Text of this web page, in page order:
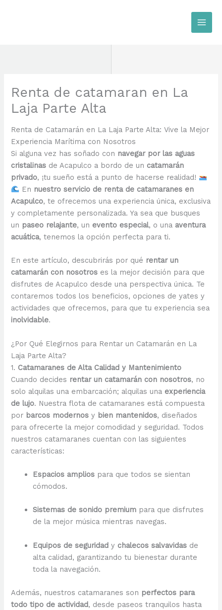
Renta de catamaran en La
Laja Parte Alta
Renta de Catamarán en La Laja Parte Alta: Vive la Mejor
Experiencia Marítima con Nosotros
Si alguna vez has soñado con navegar por las aguas
cristalinas de Acapulco a bordo de un catamarán
privado, ¡tu sueño está a punto de hacerse realidad!
En nuestro servicio de renta de catamaranes en
Acapulco, te ofrecemos una experiencia única, exclusiva
y completamente personalizada. Ya sea que busques
un paseo relajante, un evento especial, o una aventura
acuática, tenemos la opción perfecta para ti.
En este artículo, descubrirás por qué rentar un
catamarán con nosotros es la mejor decisión para que
disfrutes de Acapulco desde una perspectiva única. Te
contaremos todos los beneficios, opciones de yates y
actividades que ofrecemos, para que tu experiencia sea
inolvidable.
¿Por Qué Elegirnos para Rentar un Catamarán en La
Laja Parte Alta?
1. Catamaranes de Alta Calidad y Mantenimiento
Cuando decides rentar un catamarán con nosotros, no
solo alquilas una embarcación; alquilas una experiencia
de lujo. Nuestra flota de catamaranes está compuesta
por barcos modernos y bien mantenidos, diseñados
para ofrecerte la mejor comodidad y seguridad. Todos
nuestros catamaranes cuentan con las siguientes
características:
Espacios amplios para que todos se sientan
cómodos.
Sistemas de sonido premium para que disfrutes
de la mejor música mientras navegas.
Equipos de seguridad y chalecos salvavidas de
alta calidad, garantizando tu bienestar durante
toda la navegación.
Además, nuestros catamaranes son perfectos para
todo tipo de actividad, desde paseos tranquilos hasta